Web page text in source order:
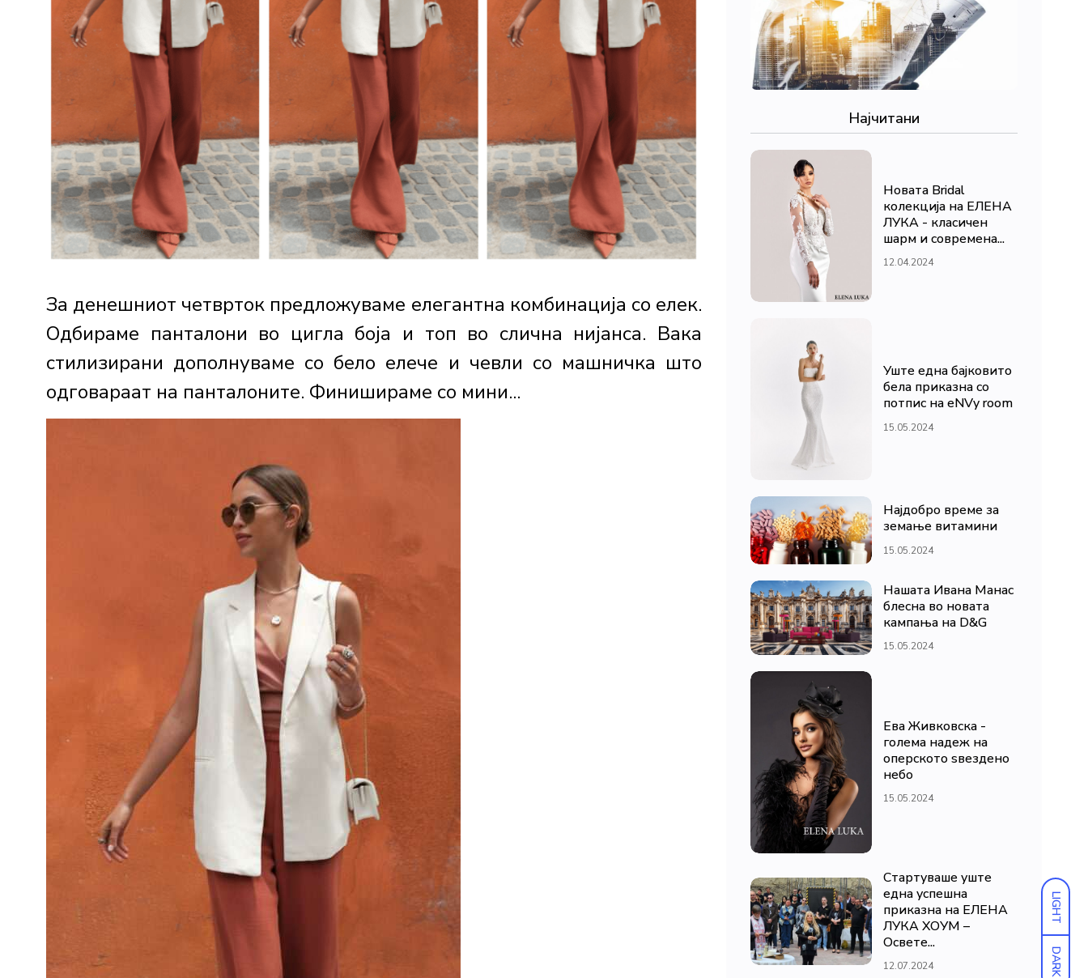
LIGHT
DARK
За денешниот четврток предложуваме елегантна комбинација со елек.
Одбираме панталони во цигла боја и топ во слична нијанса. Вака
стилизирани дополнуваме со бело елече и чевли со машничка што
одговараат на панталоните. Финишираме со мини...
Најчитани
Новата Bridal
колекција на ЕЛЕНА
ЛУКА - класичен
шарм и современа...
12.04.2024
Уште една бајковито
бела приказна со
потпис на eNVy room
15.05.2024
Најдобро време за
земање витамини
15.05.2024
Нашата Ивана Манас
блесна во новата
кампања на D&G
15.05.2024
Ева Живковска -
голема надеж на
оперското ѕвездено
небо
15.05.2024
Стартуваше уште
една успешна
приказна на ЕЛЕНА
ЛУКА ХОУМ –
Освете...
12.07.2024